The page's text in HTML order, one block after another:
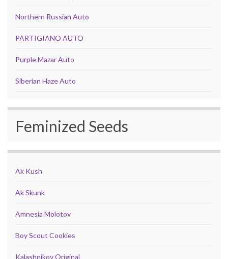
Northern Russian Auto
PARTIGIANO AUTO
Purple Mazar Auto
Siberian Haze Auto
Feminized Seeds
Ak Kush
Ak Skunk
Amnesia Molotov
Boy Scout Cookies
Kalashnikov Original